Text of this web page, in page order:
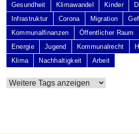
Gesundheit
Klimawandel Kinder
Infrastruktur
Corona Migration
Kommunalfinanzen
Öffentlicher Raum
Energie
Jugend Kommunalrecht
Klima
Nachhaltigkeit Arbeit